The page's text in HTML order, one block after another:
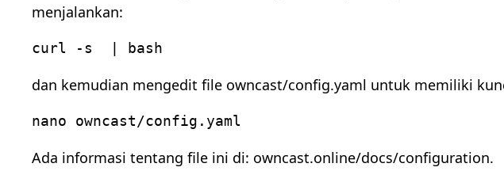
menjalankan:
curl -s  | bash
dan kemudian mengedit file owncast/config.yaml untuk memiliki
nano owncast/config.yaml
Ada informasi tentang file ini di: owncast.online/docs/configuration.